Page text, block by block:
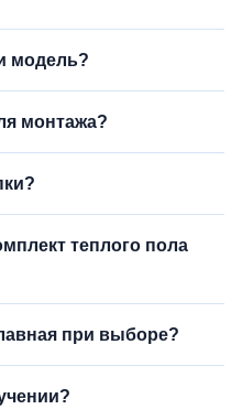
модель?
монтажа?
теплого пола
при выборе?